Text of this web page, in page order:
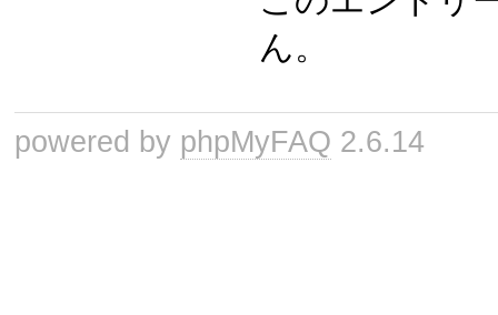
ん。
powered by phpMyFAQ 2.6.14